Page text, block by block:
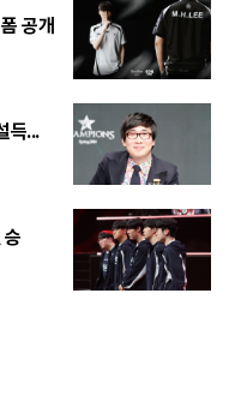
공개
득...